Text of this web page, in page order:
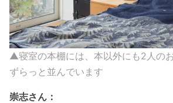
▲寝室の本棚には、本以外にも2人の
ずらっと並んでいます
崇志さん：